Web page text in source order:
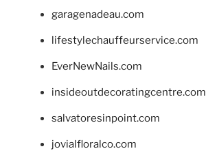
garagenadeau.com
lifestylechauffeurservice.com
EverNewNails.com
insideoutdecoratingcentre.com
salvatoresinpoint.com
jovialfloralco.com